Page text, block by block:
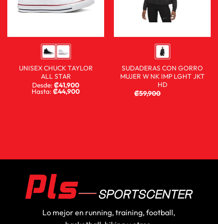
UNISEX CHUCK TAYLOR
ALL STAR
Desde: ₡41,900
Hasta: ₡44,900
SUDADERAS CON GORRO
MUJER W NK IMP LGHT JKT
HD
₡59,900
Lo mejor en running, training, football,